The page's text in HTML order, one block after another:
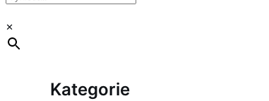
×
Kategorie